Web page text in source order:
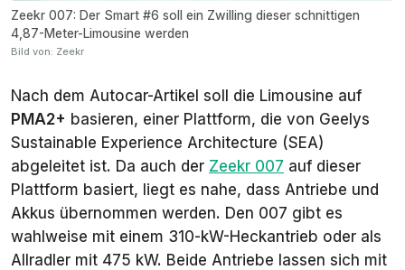
Zeekr 007: Der Smart #6 soll ein Zwilling dieser schnittigen
4,87-Meter-Limousine werden
Bild von: Zeekr
Nach dem Autocar-Artikel soll die Limousine auf
PMA2+ basieren, einer Plattform, die von Geelys
Sustainable Experience Architecture (SEA)
abgeleitet ist. Da auch der Zeekr 007 auf dieser
Plattform basiert, liegt es nahe, dass Antriebe und
Akkus übernommen werden. Den 007 gibt es
wahlweise mit einem 310-kW-Heckantrieb oder als
Allradler mit 475 kW. Beide Antriebe lassen sich mit